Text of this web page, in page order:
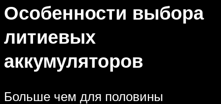
Особенности выбора
литиевых
аккумуляторов
Больше чем для половины